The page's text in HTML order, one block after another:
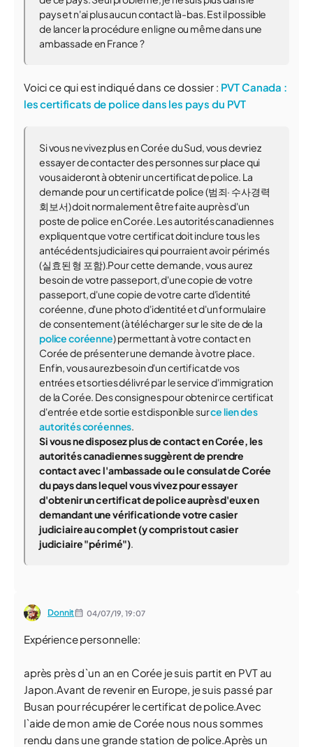
pays et n'ai plus aucun contact là-bas. Est il possible
de lancer la procédure en ligne ou même dans une
ambassade en France ?
Voici ce qui est indiqué dans ce dossier : PVT Canada :
les certificats de police dans les pays du PVT
Si vous ne vivez plus en Corée du Sud, vous devriez
essayer de contacter des personnes sur place qui
vous aideront à obtenir un certificat de police. La
demande pour un certificat de police (범죄· 수사경력
회보서) doit normalement être faite auprès d'un
poste de police en Corée. Les autorités canadiennes
expliquent que votre certificat doit inclure tous les
antécédents judiciaires qui pourraient avoir périmés
(실효된 형 포함).Pour cette demande, vous aurez
besoin de votre passeport, d'une copie de votre
passeport, d'une copie de votre carte d'identité
coréenne, d'une photo d'identité et d'un formulaire
de consentement (à télécharger sur le site de de la
police coréenne) permettant à votre contact en
Corée de présenter une demande à votre place.
Enfin, vous aurez besoin d'un certificat de vos
entrées et sorties délivré par le service d'immigration
de la Corée. Des consignes pour obtenir ce certificat
d'entrée et de sortie est disponible surce lien des
autorités coréennes.
Si vous ne disposez plus de contact en Corée, les
autorités canadiennes suggèrent de prendre
contact avec l'ambassade ou le consulat de Corée
du pays dans lequel vous vivez pour essayer
d'obtenir un certificat de police auprès d'eux en
demandant une vérification de votre casier
judiciaire au complet (y compris tout casier
judiciaire "périmé").
Donnit 04/07/19,19:07
Expérience personnelle:
après près d`un an en Corée je suis partit en PVT au
Japon.Avant de revenir en Europe, je suis passé par
Busan pour récupérer le certificat de police.Avec
l`aide de mon amie de Corée nous nous sommes
rendu dans une grande station de police.Après un